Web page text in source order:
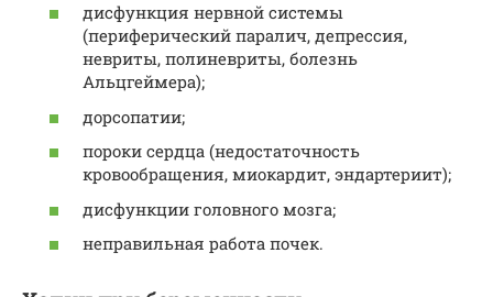
дисфункция нервной системы
(периферический паралич, депрессия,
невриты, полиневриты, болезнь
Альцгеймера);
дорсопатии;
пороки сердца (недостаточность
кровообращения, миокардит, эндартериит);
дисфункции головного мозга;
неправильная работа почек.